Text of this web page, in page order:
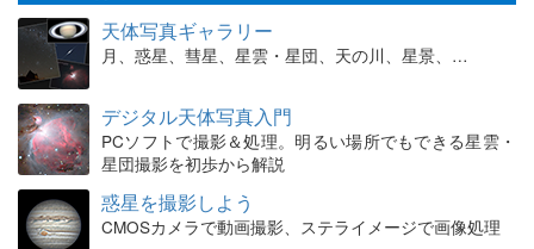
天体写真ギャラリー
月、惑星、彗星、星雲・星団、天の川、星景、…
デジタル天体写真入門
PCソフトで撮影＆処理。明るい場所でもできる星雲・
星団撮影を初歩から解説
惑星を撮影しよう
CMOSカメラで動画撮影、ステライメージで画像処理